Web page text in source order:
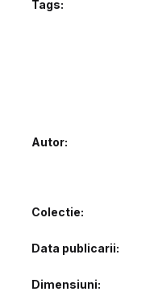
Tags:
Autor
Colectie
Data publicarii
Dimensiuni